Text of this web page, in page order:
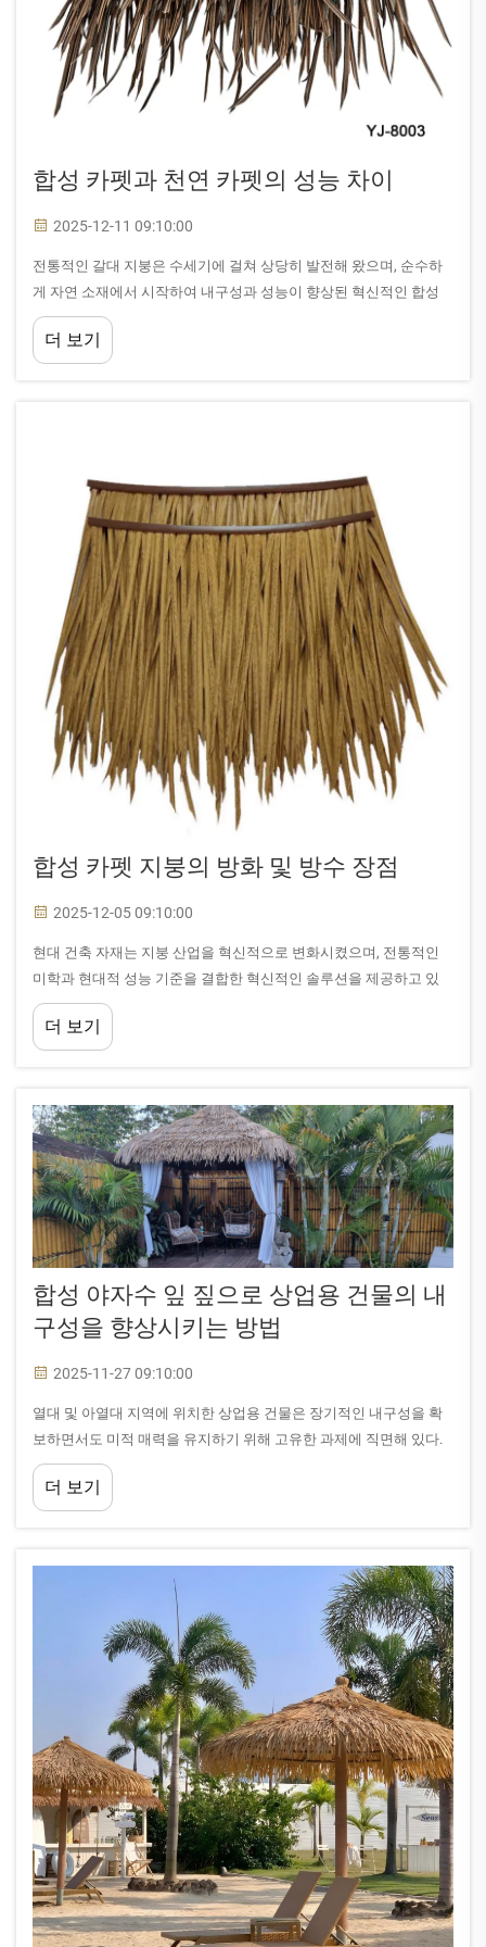
합성 카펫과 천연 카펫의 성능 차이
2025-12-11 09:10:00
전통적인 갈대 지붕은 수세기에 걸쳐 상당히 발전해 왔으며, 순수하
게 자연 소재에서 시작하여 내구성과 성능이 향상된 혁신적인 합성
소재로 전환되었다. 현대 건축 프로젝트는 점점 더...
더 보기
합성 카펫 지붕의 방화 및 방수 장점
2025-12-05 09:10:00
현대 건축 자재는 지붕 산업을 혁신적으로 변화시켰으며, 전통적인
미학과 현대적 성능 기준을 결합한 혁신적인 솔루션을 제공하고 있
다. 합성 갈대 지붕은 이러한 발전에서 가장 중요한 성과 중 하나를 나
타낸다.
더 보기
합성 야자수 잎 짚으로 상업용 건물의 내
구성을 향상시키는 방법
2025-11-27 09:10:00
열대 및 아열대 지역에 위치한 상업용 건물은 장기적인 내구성을 확
보하면서도 미적 매력을 유지하기 위해 고유한 과제에 직면해 있다.
전통적인 지붕 및 장식 자재는 강렬한 자외선, 습기, 강풍에 노출될 경
우 종종 기대 이하의 성능을 보인다.
더 보기